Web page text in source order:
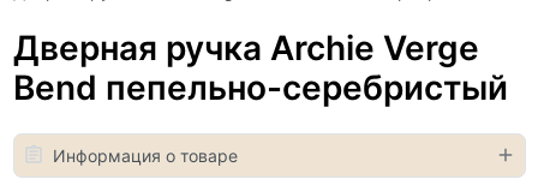
Дверная ручка Archie Verge
Bend пепельно-серебристый
Информация о товаре